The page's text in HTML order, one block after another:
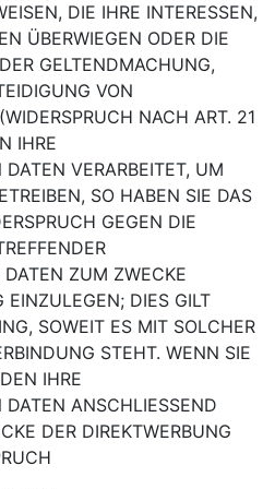
DIE IHRE INTERESSEN,
ÜBERWIEGEN ODER DIE
GELTENDMACHUNG,
VON
NACH ART. 21
IHRE
DATEN VERARBEITET, UM
SO HABEN SIE DAS
GEGEN DIE
DATEN ZUM ZWECKE
EINZULEGEN; DIES GILT
SOWEIT ES MIT SOLCHER
STEHT. WENN SIE
IHRE
DATEN ANSCHLIESSEND
DER DIREKTWERBUNG